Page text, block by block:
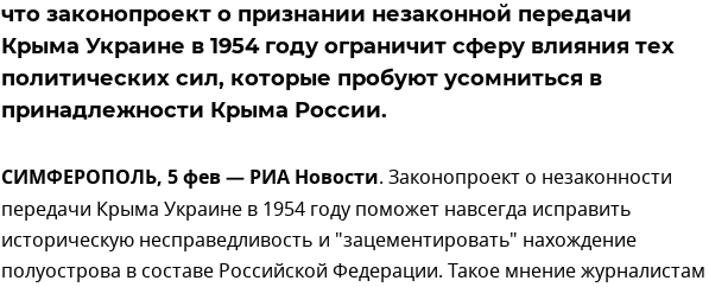
что законопроект о признании незаконной передачи
Крыма Украине в 1954 году ограничит сферу влияния тех
политических сил, которые пробуют усомниться в
принадлежности Крыма России.
СИМФЕРОПОЛЬ, 5 фев — РИА Новости. Законопроект о незаконности
передачи Крыма Украине в 1954 году поможет навсегда исправить
историческую несправедливость и "зацементировать" нахождение
полуострова в составе Российской Федерации. Такое мнение журналистам